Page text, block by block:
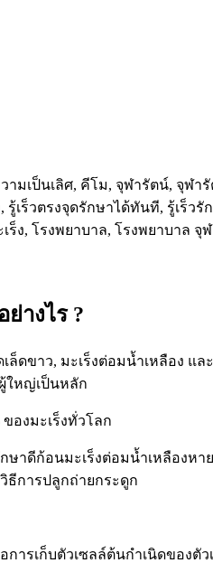
างไร ?
ล็ดขาว, มะเร็งต่อมน้ำเหลือง
ใหญ่เป็นหลัก
องมะเร็งทั่วโลก
ษาดีก้อนมะเร็งต่อมน้ำเหลืองห
ธีการปลูกถ่ายกระดูก
อการเก็บตัวเซลล์ต้นกำเนิดของ